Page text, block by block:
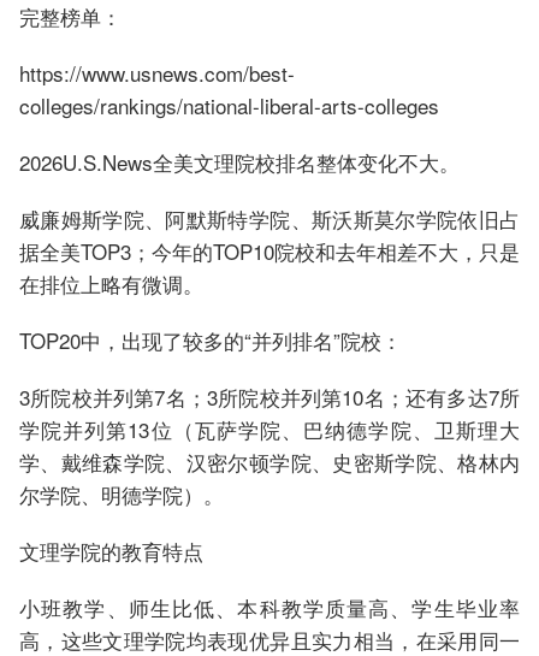
完整榜单：
https://www.usnews.com/best-
colleges/rankings/national-liberal-arts-colleges
2026U.S.News全美文理院校排名整体变化不大。
威廉姆斯学院、阿默斯特学院、斯沃斯莫尔学院依旧占
据全美TOP3；今年的TOP10院校和去年相差不大，只是
在排位上略有微调。
TOP20中，出现了较多的“并列排名”院校：
3所院校并列第7名；3所院校并列第10名；还有多达7所
学院并列第13位（瓦萨学院、巴纳德学院、卫斯理大
学、戴维森学院、汉密尔顿学院、史密斯学院、格林内
尔学院、明德学院）。
文理学院的教育特点
小班教学、师生比低、本科教学质量高、学生毕业率
高，这些文理学院均表现优异且实力相当，在采用同一